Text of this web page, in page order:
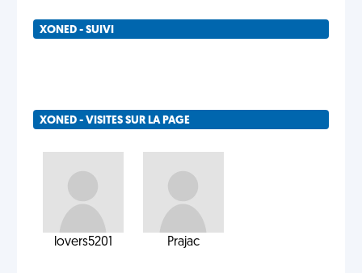
XONED - SUIVI
XONED - VISITES SUR LA PAGE
lovers5201 Prajac